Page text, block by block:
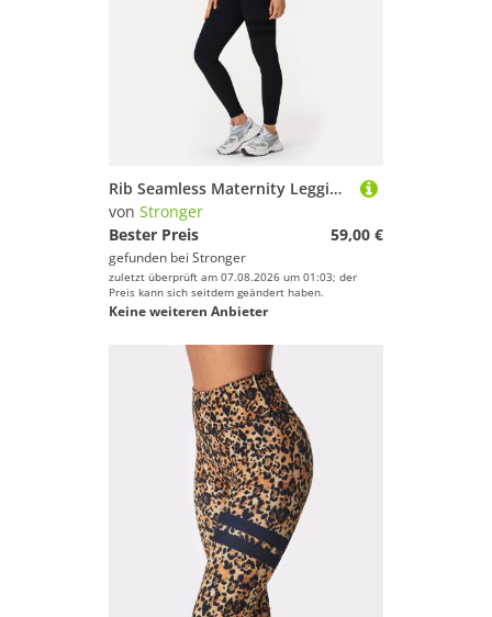
Rib Seamless Maternity Leggings
von Stronger
Bester Preis
59,00 €
gefunden bei Stronger
zuletzt überprüft am 07.08.2026 um 01:03; der
Preis kann sich seitdem geändert haben.
Keine weiteren Anbieter